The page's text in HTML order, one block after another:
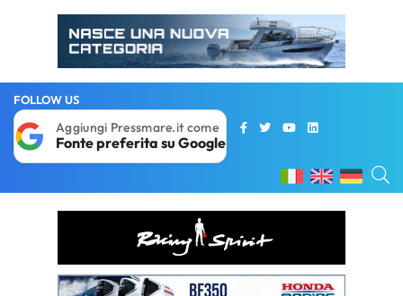
FOLLOW US
Aggiungi Pressmare.it come
Fonte preferita su Google